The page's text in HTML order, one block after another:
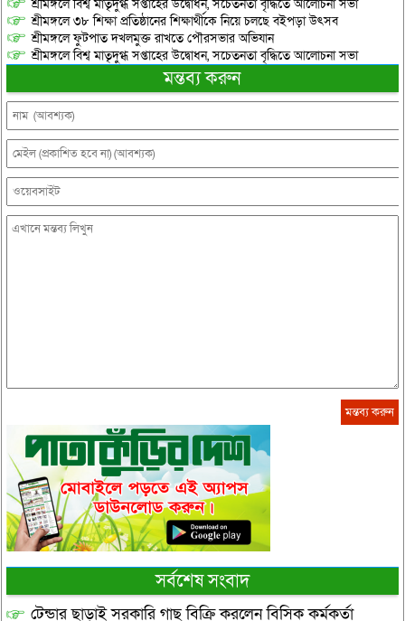
শ্রীমঙ্গলে বিশ্ব মাতৃদুগ্ধ সপ্তাহের উদ্বোধন, সচেতনতা বৃদ্ধিতে আলোচনা সভা
শ্রীমঙ্গলে ৩৮ শিক্ষা প্রতিষ্ঠানের শিক্ষার্থীকে নিয়ে চলছে বইপড়া উৎসব
শ্রীমঙ্গলে ফুটপাত দখলমুক্ত রাখতে পৌরসভার অভিযান
শ্রীমঙ্গলে বিশ্ব মাতৃদুগ্ধ সপ্তাহের উদ্বোধন, সচেতনতা বৃদ্ধিতে আলোচনা সভা
মন্তব্য করুন
সর্বশেষ সংবাদ
টেন্ডার ছাড়াই সরকারি গাছ বিক্রি করলেন বিসিক কর্মকর্তা